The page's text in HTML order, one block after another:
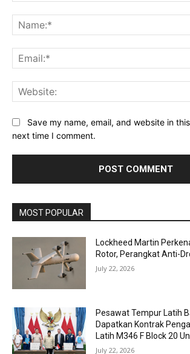
Save my name, email, and website in
next time I comment.
MOST POPULAR
Lockheed Martin
Rotor, Perangkat Anti-
July 22, 2026
Pesawat Tempur Latih
Dapatkan Kontrak
Latih M346 F Block 20
July 22, 2026